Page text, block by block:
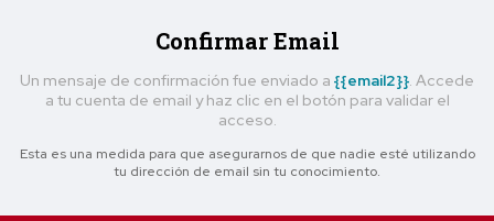
Confirmar Email
Un mensaje de confirmación fue enviado a {{email2}} . Accede
a tu cuenta de email y haz clic en el botón para validar el
acceso.
Esta es una medida para que asegurarnos de que nadie esté utilizando
tu dirección de email sin tu conocimiento.